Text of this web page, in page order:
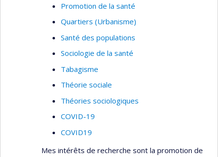
Promotion de la santé
Quartiers (Urbanisme)
Santé des populations
Sociologie de la santé
Tabagisme
Théorie sociale
Théories sociologiques
COVID-19
COVID19
Mes intérêts de recherche sont la promotion de